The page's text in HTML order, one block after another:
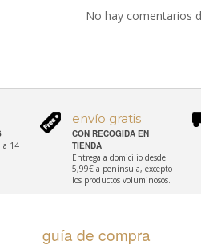
No hay comentarios
a 14
envío gratis
CON RECOGIDA EN
TIENDA
Entrega a domicilio desde
5,99€ a península, excepto
los productos voluminosos.
guía de compra